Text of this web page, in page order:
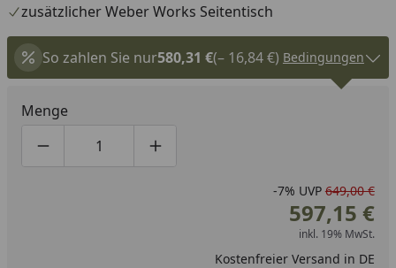
zusätzlicher Weber Works Seitentisch
So zahlen Sie nur580,31 €(– 16,84 €) Bedingungen
Menge
Produktmenge um eins verringern
Produktmenge manuell eingeben
Produktmenge um eins erhöhen
-7% UVP 649,00 €
597,15 €
inkl. 19% MwSt.
Kostenfreier Versand in DE